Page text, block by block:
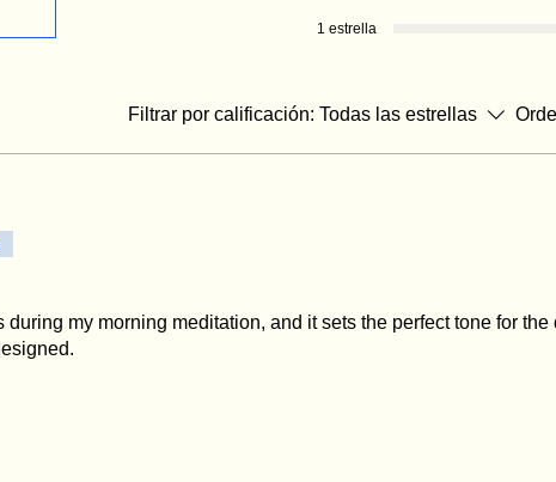
1 estrella
Filtrar por calificación: Todas las estrellas
during my morning meditation, and it sets the perfect tone for the